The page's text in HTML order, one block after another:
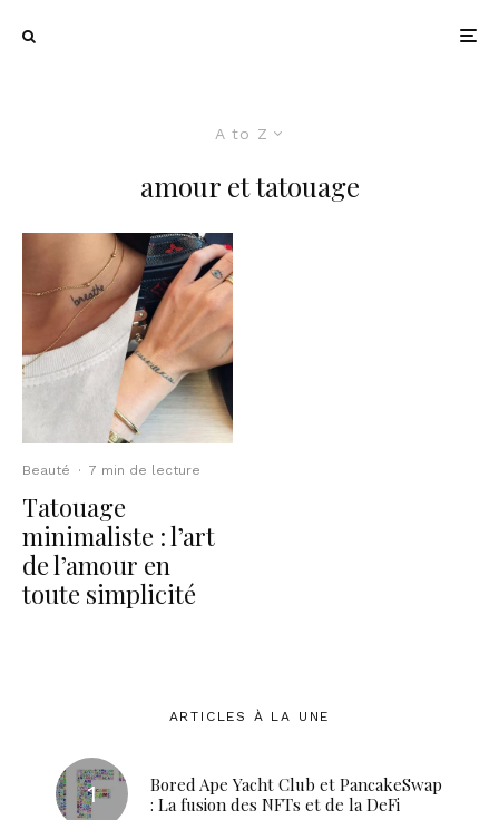
A to Z
amour et tatouage
Beauté · 7 min de lecture
Tatouage
minimaliste : l’art
de l’amour en
toute simplicité
ARTICLES À LA UNE
Bored Ape Yacht Club et PancakeSwap
: La fusion des NFTs et de la DeFi